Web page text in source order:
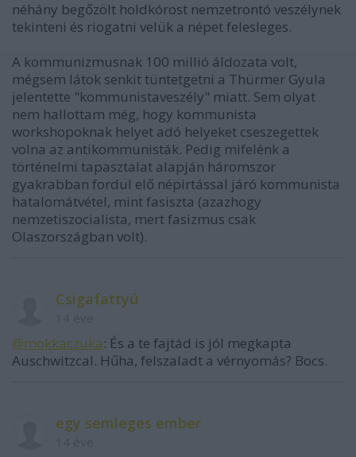
néhány begőzölt holdkórost nemzetrontó veszélynek
tekinteni és riogatni velük a népet felesleges.
A kommunizmusnak 100 millió áldozata volt,
mégsem látok senkit tüntetgetni a Thürmer Gyula
jelentette "kommunistaveszély" miatt. Sem olyat
nem hallottam még, hogy kommunista
workshopoknak helyet adó helyeket cseszegettek
volna az antikommunisták. Pedig mifelénk a
történelmi tapasztalat alapján háromszor
gyakrabban fordul elő népirtással járó kommunista
hatalomátvétel, mint fasiszta (azazhogy
nemzetiszocialista, mert fasizmus csak
Olaszországban volt).
Csigafattyú
@mokkaczuka: És a te fajtád is jól megkapta
Auschwitzcal. Hűha, felszaladt a vérnyomás? Bocs.
egy semleges ember